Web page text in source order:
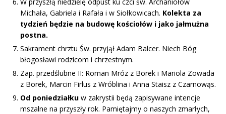
Michała, Gabriela i Rafała i w Siołkowicach. Kolekta za
tydzień będzie na budowę kościołów i jako jałmużna
postna.
Sakrament chrztu Św. przyjął Adam Balcer. Niech Bóg
błogosławi rodzicom i chrzestnym.
Zap. przedślubne II: Roman Mróz z Borek i Mariola Zowada
z Borek, Marcin Firlus z Wróblina i Anna Staisz z Czarnowąs.
Od poniedziałku w zakrystii będą zapisywane intencje
mszalne na przyszły rok. Pamiętajmy o naszych zmarłych,